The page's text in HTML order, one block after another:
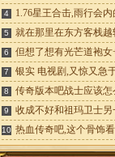
4 1.76星王合击,雨行会
5 就在那里在东方客栈越
6 但想了想有光芒道袍
7 银实 电视剧,又惊又急
8 传奇版本吧战士应该
9 收成不好和祖玛卫士另
10 热血传奇吧,这个骨饰